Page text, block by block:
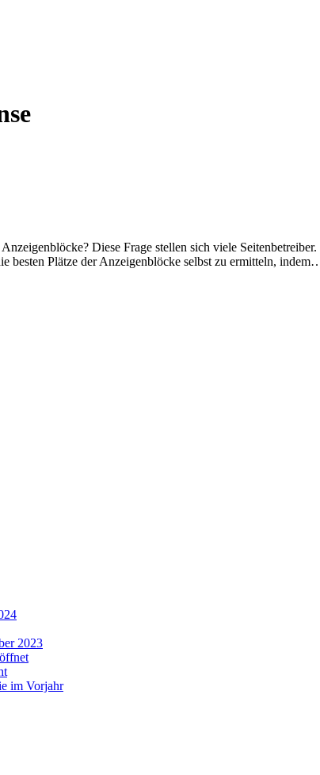
Diese Frage stellen sich viele
besten Plätze der Anzeigenblöcke selbst zu ermitteln,
2023
im Vorjahr